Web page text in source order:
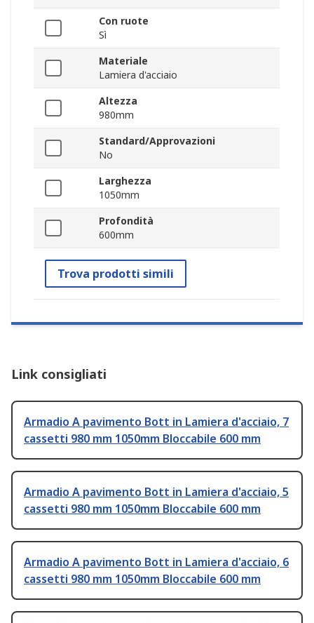
Con ruote
Sì
Materiale
Lamiera d'acciaio
Altezza
980mm
Standard/Approvazioni
No
Larghezza
1050mm
Profondità
600mm
Trova prodotti simili
Link consigliati
Armadio A pavimento Bott in Lamiera d'acciaio, 7
cassetti 980 mm 1050mm Bloccabile 600 mm
Armadio A pavimento Bott in Lamiera d'acciaio, 5
cassetti 980 mm 1050mm Bloccabile 600 mm
Armadio A pavimento Bott in Lamiera d'acciaio, 6
cassetti 980 mm 1050mm Bloccabile 600 mm